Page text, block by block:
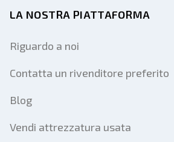
LA NOSTRA PIATTAFORMA
Riguardo a noi
Contatta un rivenditore preferito
Blog
Vendi attrezzatura usata